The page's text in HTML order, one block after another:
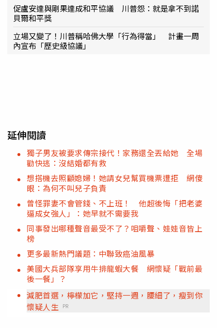
促盧安達與剛果達成和平協議 川普怨：就是拿不到諾
貝爾和平獎
立場又變了！川普稱哈佛大學「行為得當」 計畫一周
內宣布「歷史級協議」
延伸閱讀
獨子男友被要求傳宗接代！家務還全丟給她 全場
勸快逃：沒結婚都有救
想搭機去照顧媳婦！她請女兒幫買機票遭拒 網傻
眼：為何不叫兒子負責
曾怪罪妻不會管錢、不上班！ 他超後悔「把老婆
逼成女強人」：她早就不需要我
同事發出哪種聲音最受不了？咀嚼聲、娃娃音皆上
榜
更多最新熱門議題：中聯致癌油風暴
美國大兵部隊享用牛排龍蝦大餐 網懷疑「戰前最
後一餐」？
減肥首選，檸檬加它，堅持一週，腰細了，瘦到你
懷疑人生 PR